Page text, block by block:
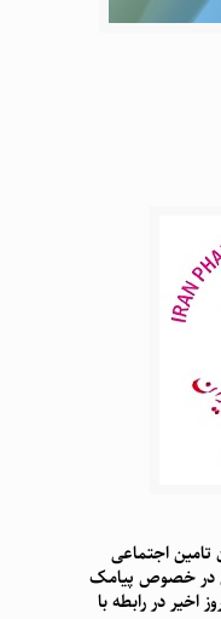
تامین اجتماعی
در خصوص پیامک
اخیر در رابطه با